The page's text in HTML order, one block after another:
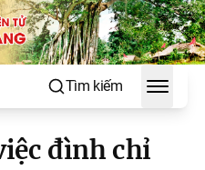
Tìm kiếm
Toggle
đình chỉ